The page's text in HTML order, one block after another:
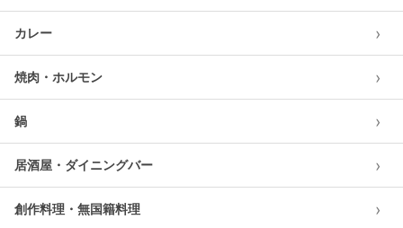
カレー ›
焼肉・ホルモン ›
鍋 ›
居酒屋・ダイニングバー ›
創作料理・無国籍料理 ›